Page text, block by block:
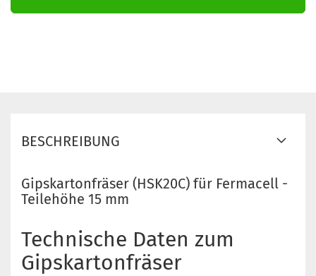
BESCHREIBUNG
Gipskartonfräser (HSK20C) für Fermacell -
Teilehöhe 15 mm
Technische Daten zum
Gipskartonfräser